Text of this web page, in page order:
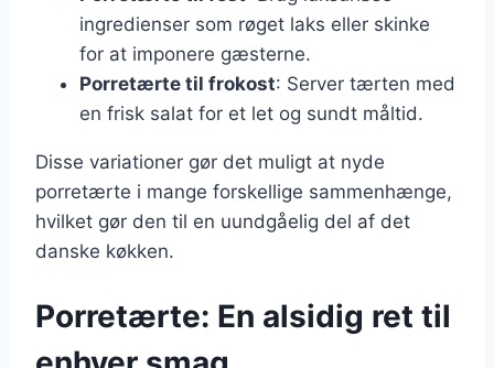
ingredienser som røget laks eller skinke
for at imponere gæsterne.
Porretærte til frokost: Server tærten med
en frisk salat for et let og sundt måltid.
Disse variationer gør det muligt at nyde
porretærte i mange forskellige sammenhænge,
hvilket gør den til en uundgåelig del af det
danske køkken.
Porretærte: En alsidig ret til